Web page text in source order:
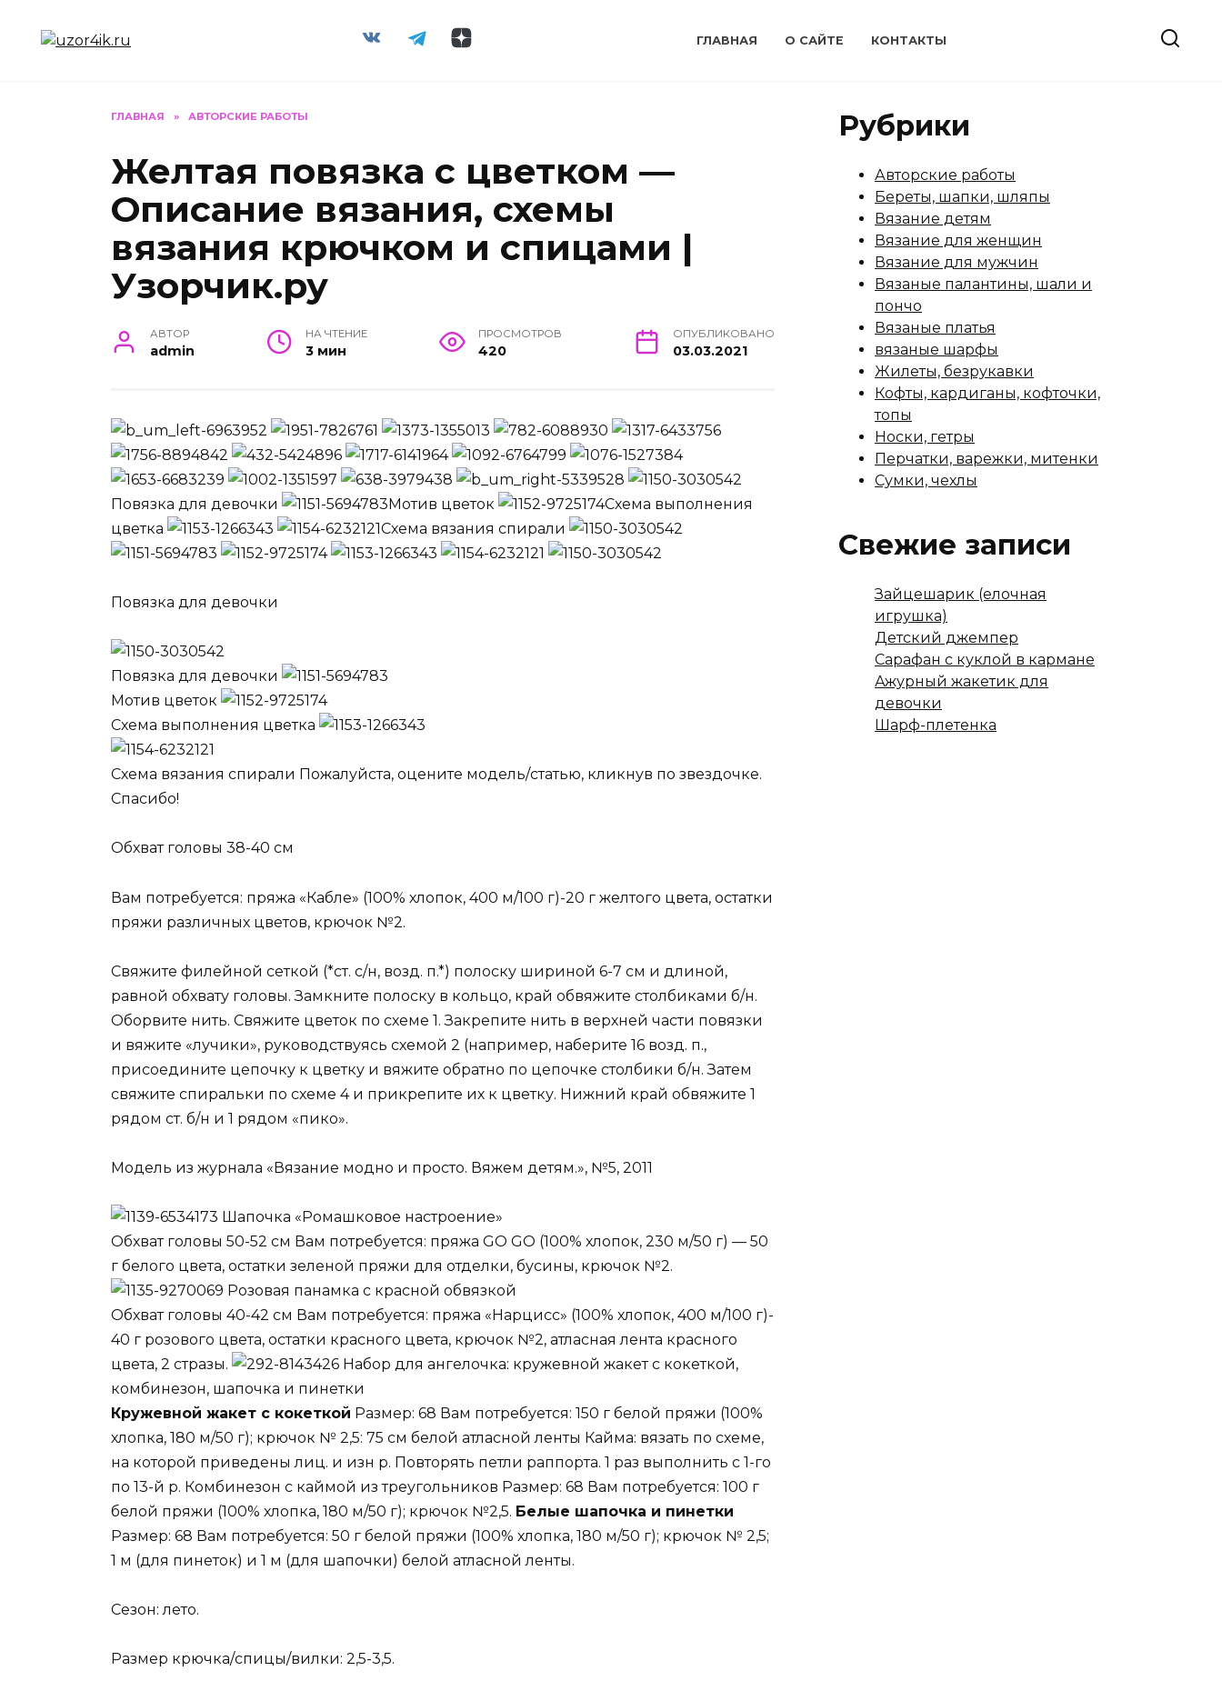
содержанию
ГЛАВНАЯ О САЙТЕ КОНТАКТЫ
ГЛАВНАЯ » АВТОРСКИЕ РАБОТЫ
Желтая повязка с цветком —
Описание вязания, схемы
вязания крючком и спицами |
Узорчик.ру
АВТОР
admin
НА ЧТЕНИЕ
3 мин
ПРОСМОТРОВ
420
ОПУБЛИКОВАНО
03.03.2021
Повязка для девочки Мотив цветок
Схема выполнения
цветка
Схема вязания спирали
Повязка для девочки
Повязка для девочки
Мотив цветок
Схема выполнения цветка
Схема вязания спирали Пожалуйста, оцените модель/статью, кликнув по звездочке.
Спасибо!
Обхват головы 38-40 см
Вам потребуется: пряжа «Кабле» (100% хлопок, 400 м/100 г)-20 г желтого цвета, остатки
пряжи различных цветов, крючок №2.
Свяжите филейной сеткой (*ст. с/н, возд. п.*) полоску шириной 6-7 см и длиной,
равной обхвату головы. Замкните полоску в кольцо, край обвяжите столбиками б/н.
Оборвите нить. Свяжите цветок по схеме 1. Закрепите нить в верхней части повязки
и вяжите «лучики», руководствуясь схемой 2 (например, наберите 16 возд. п.,
присоедините цепочку к цветку и вяжите обратно по цепочке столбики б/н. Затем
свяжите спиральки по схеме 4 и прикрепите их к цветку. Нижний край обвяжите 1
рядом ст. б/н и 1 рядом «пико».
Модель из журнала «Вязание модно и просто. Вяжем детям.», №5, 2011
Шапочка «Ромашковое настроение»
Обхват головы 50-52 см Вам потребуется: пряжа GO GO (100% хлопок, 230 м/50 г) — 50
г белого цвета, остатки зеленой пряжи для отделки, бусины, крючок №2.
Розовая панамка с красной обвязкой
Обхват головы 40-42 см Вам потребуется: пряжа «Нарцисс» (100% хлопок, 400 м/100 г)-
40 г розового цвета, остатки красного цвета, крючок №2, атласная лента красного
цвета, 2 стразы.
Набор для ангелочка: кружевной жакет с кокеткой,
комбинезон, шапочка и пинетки
Кружевной жакет с кокеткой Размер: 68 Вам потребуется: 150 г белой пряжи (100%
хлопка, 180 м/50 г); крючок № 2,5: 75 см белой атласной ленты Кайма: вязать по схеме,
на которой приведены лиц. и изн р. Повторять петли раппорта. 1 раз выполнить с 1-го
по 13-й р. Комбинезон с каймой из треугольников Размер: 68 Вам потребуется: 100 г
белой пряжи (100% хлопка, 180 м/50 г); крючок №2,5. Белые шапочка и пинетки
Размер: 68 Вам потребуется: 50 г белой пряжи (100% хлопка, 180 м/50 г); крючок № 2,5;
1 м (для пинеток) и 1 м (для шапочки) белой атласной ленты.
Сезон: лето.
Размер крючка/спицы/вилки: 2,5-3,5.
Рубрики
Авторские работы
Береты, шапки, шляпы
Вязание детям
Вязание для женщин
Вязание для мужчин
Вязаные палантины, шали и
пончо
Вязаные платья
вязаные шарфы
Жилеты, безрукавки
Кофты, кардиганы, кофточки,
топы
Носки, гетры
Перчатки, варежки, митенки
Сумки, чехлы
Свежие записи
Зайцешарик (елочная
игрушка)
Детский джемпер
Сарафан с куклой в кармане
Ажурный жакетик для
девочки
Шарф-плетенка